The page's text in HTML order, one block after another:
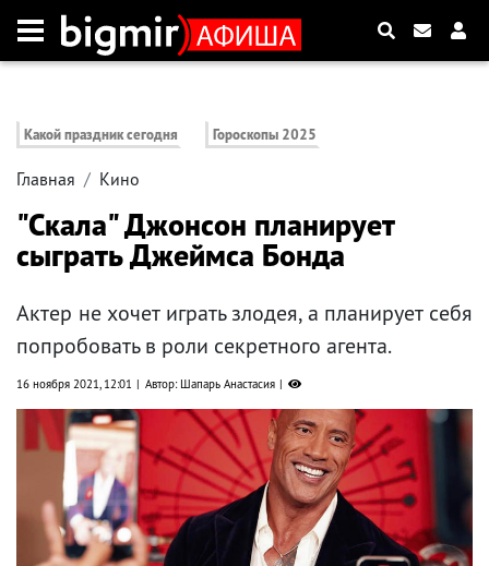
Какой праздник сегодня Гороскопы 2025
Главная Кино
"Скала" Джонсон планирует
сыграть Джеймса Бонда
Актер не хочет играть злодея, а планирует себя
попробовать в роли секретного агента.
16 ноября 2021, 12:01 Автор: Шапарь Анастасия